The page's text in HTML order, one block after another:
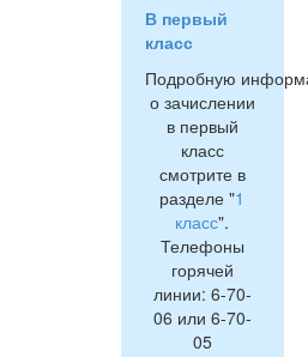
В первый
класс
Подробную
о зачислении
в первый
класс
смотрите в
разделе "1
класс".
Телефоны
горячей
линии: 6-70-
06 или 6-70-
05